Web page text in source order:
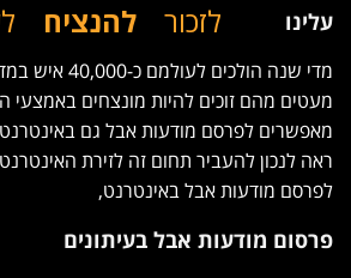
לזכור להנציח עלינו
מדי שנה הולכים
מעטים מהם זוכים להיות מונצחים באמצעי
מאפשרים לפרסם מודעות אבל גם
ראה לנכון להעביר תחום זה לזירת
לפרסם מודעות אבל באינטרנט,
פרסום מודעות אבל בעיתונים